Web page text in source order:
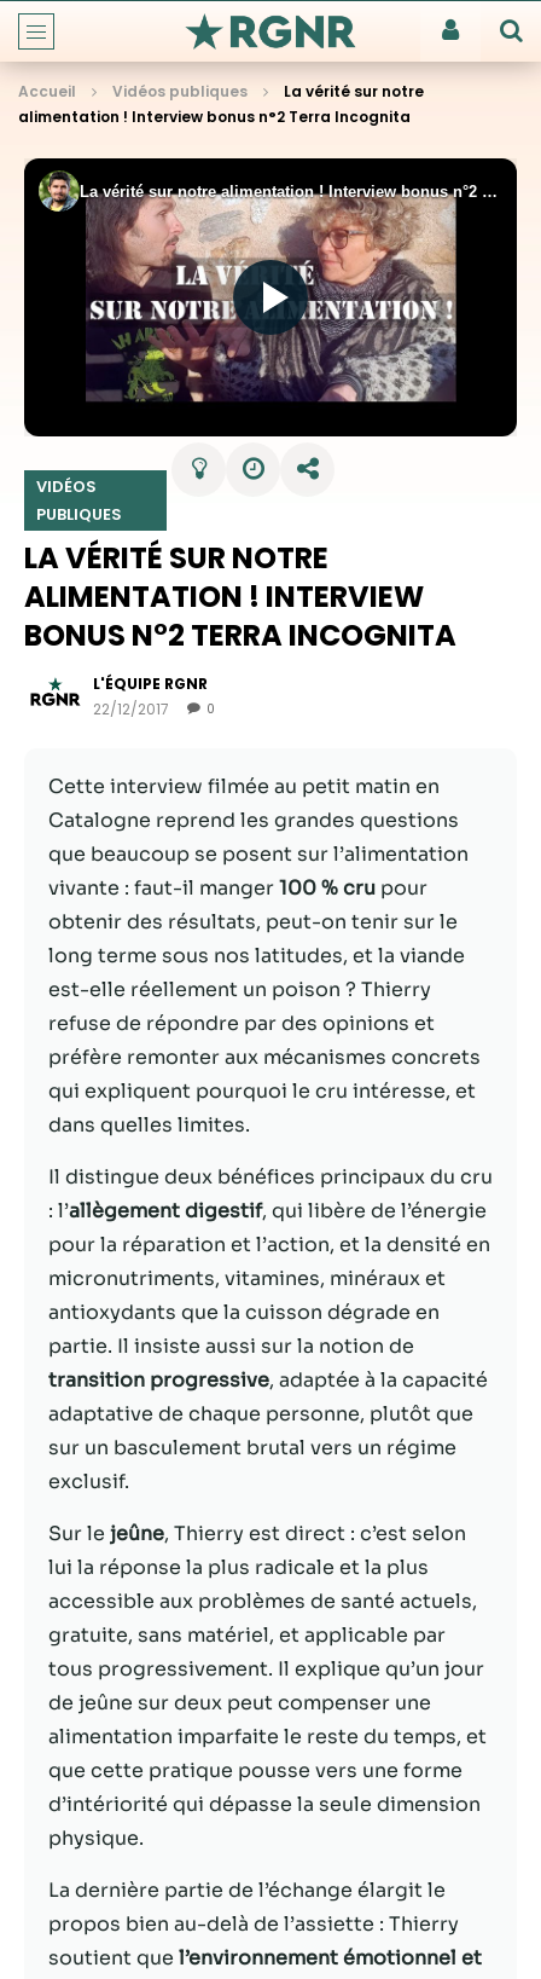
Accueil Vidéos publiques
La vérité sur notre
alimentation ! Interview bonus n°2 Terra Incognita
VIDÉOS
PUBLIQUES
LA VÉRITÉ SUR NOTRE
ALIMENTATION ! INTERVIEW
BONUS N°2 TERRA INCOGNITA
L'ÉQUIPE RGNR
22/12/2017
0
Cette interview filmée au petit matin en
Catalogne reprend les grandes questions
que beaucoup se posent sur l’alimentation
vivante : faut-il manger100 % cru pour
obtenir des résultats, peut-on tenir sur le
long terme sous nos latitudes, et la viande
est-elle réellement un poison ? Thierry
refuse de répondre par des opinions et
préfère remonter aux mécanismes concrets
qui expliquent pourquoi le cru intéresse, et
dans quelles limites.
Il distingue deux bénéfices principaux du cru
: l’allègement digestif, qui libère de l’énergie
pour la réparation et l’action, et la densité en
micronutriments, vitamines, minéraux et
antioxydants que la cuisson dégrade en
partie. Il insiste aussi sur la notion de
transition progressive, adaptée à la capacité
adaptative de chaque personne, plutôt que
sur un basculement brutal vers un régime
exclusif.
Sur le jeûne, Thierry est direct : c’est selon
lui la réponse la plus radicale et la plus
accessible aux problèmes de santé actuels,
gratuite, sans matériel, et applicable par
tous progressivement. Il explique qu’un jour
de jeûne sur deux peut compenser une
alimentation imparfaite le reste du temps, et
que cette pratique pousse vers une forme
d’intériorité qui dépasse la seule dimension
physique.
La dernière partie de l’échange élargit le
propos bien au-delà de l’assiette : Thierry
soutient que l’environnement émotionnel et
Nécessaire
Ces cookies ne
sont pas
facultatifs. Ils
nécessaires au
fonctionnement
du site Web.
puissions
améliorer la
fonctionnalité
du site Web,
en fonction
de la façon
Web est
utilisé.
Afin que notre
fonctionne
aussi bien que
possible lors
de votre visite.
Si vous refusez
ces cookies,
certaines
fonctionnalités
disparaîtront
du site Web.
Marketing
En partageant
votre